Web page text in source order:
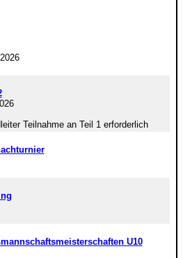
Teilnahme an Teil 1 erforderlich
U10